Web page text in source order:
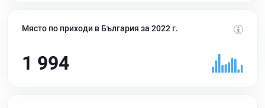
Място по приходи в България за 2022 г.
1 994